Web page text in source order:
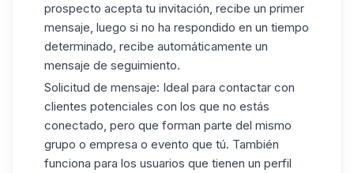
prospecto acepta tu invitación, recibe un primer
mensaje, luego si no ha respondido en un tiempo
determinado, recibe automáticamente un
mensaje de seguimiento.
Solicitud de mensaje: Ideal para contactar con
clientes potenciales con los que no estás
conectado, pero que forman parte del mismo
grupo o empresa o evento que tú. También
funciona para los usuarios que tienen un perfil